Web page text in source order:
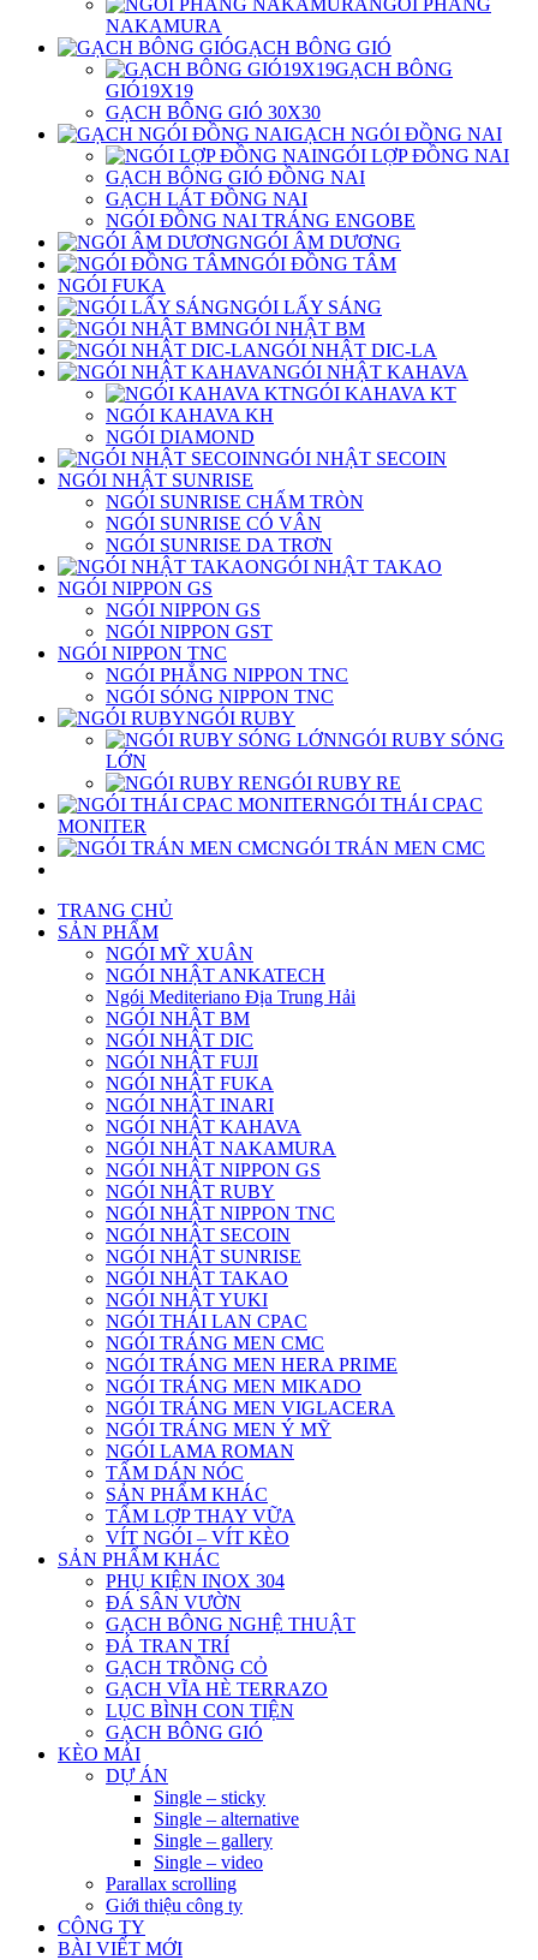
NAKAMURA
GẠCH BÔNG GIÓ
GẠCH BÔNG
GIÓ19X19
GẠCH BÔNG GIÓ 30X30
GẠCH NGÓI ĐỒNG NAI
NGÓI LỢP ĐỒNG NAI
GẠCH BÔNG GIÓ ĐỒNG NAI
GẠCH LÁT ĐỒNG NAI
NGÓI ĐỒNG NAI TRÁNG ENGOBE
NGÓI ÂM DƯƠNG
NGÓI ĐỒNG TÂM
NGÓI FUKA
NGÓI LẤY SÁNG
NGÓI NHẬT BM
NGÓI NHẬT DIC-LA
NGÓI NHẬT KAHAVA
NGÓI KAHAVA KT
NGÓI KAHAVA KH
NGÓI DIAMOND
NGÓI NHẬT SECOIN
NGÓI NHẬT SUNRISE
NGÓI SUNRISE CHẤM TRÒN
NGÓI SUNRISE CÓ VÂN
NGÓI SUNRISE DA TRƠN
NGÓI NHẬT TAKAO
NGÓI NIPPON GS
NGÓI NIPPON GS
NGÓI NIPPON GST
NGÓI NIPPON TNC
NGÓI PHẲNG NIPPON TNC
NGÓI SÓNG NIPPON TNC
NGÓI RUBY
NGÓI RUBY SÓNG
LỚN
NGÓI RUBY RE
NGÓI THÁI CPAC
MONITER
NGÓI TRÁN MEN CMC
TRANG CHỦ
SẢN PHẨM
NGÓI MỸ XUÂN
NGÓI NHẬT ANKATECH
Ngói Mediteriano Địa Trung Hải
NGÓI NHẬT BM
NGÓI NHẬT DIC
NGÓI NHẬT FUJI
NGÓI NHẬT FUKA
NGÓI NHẬT INARI
NGÓI NHẬT KAHAVA
NGÓI NHẬT NAKAMURA
NGÓI NHẬT NIPPON GS
NGÓI NHẬT RUBY
NGÓI NHẬT NIPPON TNC
NGÓI NHẬT SECOIN
NGÓI NHẬT SUNRISE
NGÓI NHẬT TAKAO
NGÓI NHẬT YUKI
NGÓI THÁI LAN CPAC
NGÓI TRÁNG MEN CMC
NGÓI TRÁNG MEN HERA PRIME
NGÓI TRÁNG MEN MIKADO
NGÓI TRÁNG MEN VIGLACERA
NGÓI TRÁNG MEN Ý MỸ
NGÓI LAMA ROMAN
TẤM DÁN NÓC
SẢN PHẨM KHÁC
TẤM LỢP THAY VỮA
VÍT NGÓI – VÍT KÈO
SẢN PHẨM KHÁC
PHỤ KIỆN INOX 304
ĐÁ SÂN VƯỜN
GẠCH BÔNG NGHỆ THUẬT
ĐÁ TRAN TRÍ
GẠCH TRỒNG CỎ
GẠCH VĨA HÈ TERRAZO
LỤC BÌNH CON TIỆN
GẠCH BÔNG GIÓ
KÈO MÁI
DỰ ÁN
Single – sticky
Single – alternative
Single – gallery
Single – video
Parallax scrolling
Giới thiệu công ty
CÔNG TY
BÀI VIẾT MỚI